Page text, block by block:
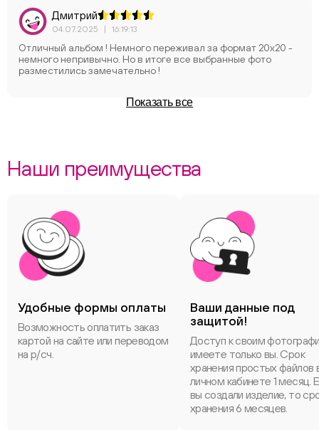
Дмитрий
04.07.2025 | 16:19:13
Отличный альбом ! Немного переживал за формат 20х20 -
немного непривычно. Но в итоге все выбранные фото
разместились замечательно !
Показать все
Наши преимущества
Удобные формы оплаты
Возможность оплатить заказ
картой на сайте или переводом
на р/сч.
Ваши данные под
защитой!
Доступ к своим
имеете только вы. Срок
хранения простых файлов
личном кабинете 1 месяц.
вы создали изделие, то
хранения 6 месяцев.